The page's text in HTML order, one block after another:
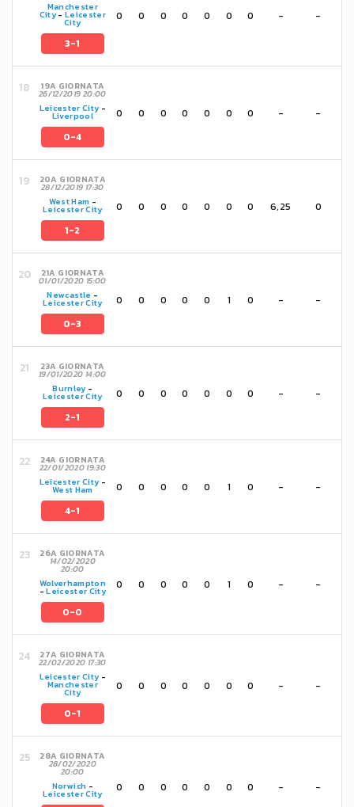
Manchester
City- Leicester
City
3-1
0 0 0 0 0 0 0 - -
19A GIORNATA
26/12/2019 20:00
Leicester City-
Liverpool
0-4
0 0 0 0 0 0 0 - -
20A GIORNATA
28/12/2019 17:30
West Ham -
Leicester City
1-2
0 0 0 0 0 0 0 6,25 0
21A GIORNATA
01/01/2020 15:00
Newcastle -
Leicester City
0-3
0 0 0 0 0 1 0 - -
23A GIORNATA
19/01/2020 14:00
Burnley-
Leicester City
2-1
0 0 0 0 0 0 0 - -
24A GIORNATA
22/01/2020 19:30
Leicester City-
West Ham
4-1
0 0 0 0 0 1 0 - -
26A GIORNATA
14/02/2020
20:00
Wolverhampton
-Leicester City
0-0
0 0 0 0 0 1 0 - -
27A GIORNATA
22/02/2020 17:30
Leicester City-
Manchester
City
0-1
0 0 0 0 0 0 0 - -
28A GIORNATA
28/02/2020
20:00
Norwich -
Leicester City 0 0 0 0 0 0 0 - -